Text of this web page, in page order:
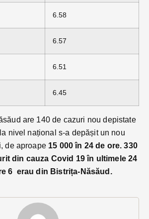
6.58
6.57
6.51
6.45
are 140 de cazuri nou depistate
nivel național s-a depășit un nou
de aproape 15 000 în 24 de ore. 330
din cauza Covid 19 în ultimele 24
6 erau din Bistrița-Năsăud.